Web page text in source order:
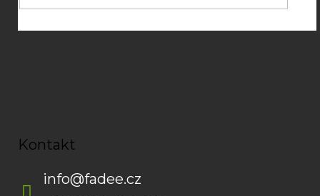
Kontakt
info@fadee.cz